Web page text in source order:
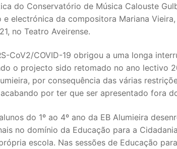
do Conservatório de Música Calouste
e electrónica da compositora Mariana
no Teatro Aveirense.
CoV2/COVID-19 obrigou a uma longa
o projecto sido retomado no ano lectivo
por consequência das várias
por ter que ser apresentado fora
do 1º ao 4º ano da EB Alumieira
no domínio da Educação para a
escola. Nas sessões de Educação